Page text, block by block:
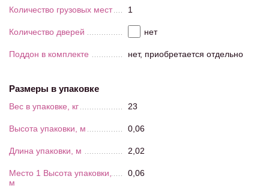
Количество грузовых мест 1
Количество дверей нет
Поддон в комплекте нет, приобретается отдельно
Размеры в упаковке
Вес в упаковке, кг 23
Высота упаковки, м 0,06
Длина упаковки, м 2,02
Место 1 Высота упаковки,
м
0,06